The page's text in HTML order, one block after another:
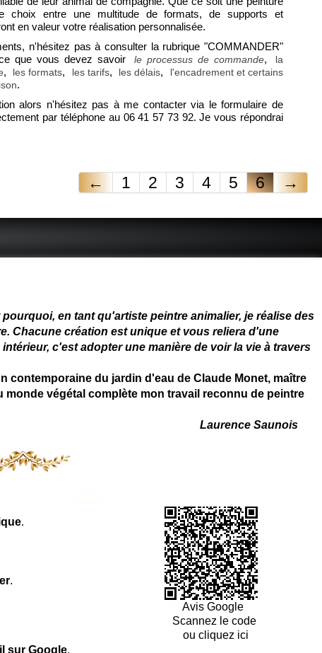
entre une multitude de formats, de supports et
en valeur votre réalisation personnalisée.
n'hésitez pas à consulter la rubrique "COMMANDER"
que vous devez savoir
le processus de commande,
la
, les formats, les tarifs, les délais,
l'encadrement et certains
.
alors n'hésitez pas à me contacter via le formulaire de
par téléphone au 06 41 57 73 92. Je vous répondrai
← 1 2 3 4 5 6 →
en tant qu'artiste peintre animalier, je réalise des
Chacune création est unique et vous reliera d'une
c'est adopter une manière de voir la vie à travers
contemporaine du jardin d'eau de Claude Monet, maître
monde végétal complète mon travail reconnu de peintre
Laurence Saunois
.
.
sur Google.
Avis Google
Scannez le code
ou cliquez ici